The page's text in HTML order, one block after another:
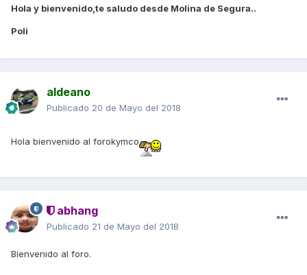
Hola y bienvenido,te saludo desde Molina de Segura..
Poli
aldeano
Publicado 20 de Mayo del 2018
Hola bienvenido al forokymco
abhang
Publicado 21 de Mayo del 2018
Bienvenido al foro.